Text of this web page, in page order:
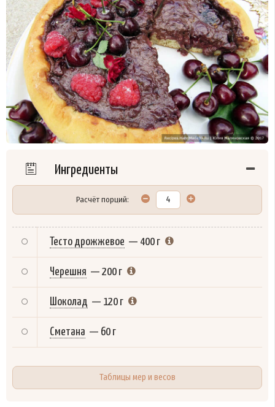
Ингредиенты
Расчёт порций:
Тесто дрожжевое — 400 г
Черешня — 200 г
Шоколад — 120 г
Сметана — 60 г
Таблицы мер и весов